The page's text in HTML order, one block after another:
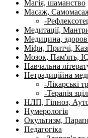
Магія, шаманство
Масаж,
-
Медитації,
Медицина,
Міфи, Притчі,
Мозок, Пам'ять,
Навчальна
Нетрадиційна
-Лікарські
-Терапія
НЛП, Гіпноз,
Нумерологія
Окультизм,
Педагогіка